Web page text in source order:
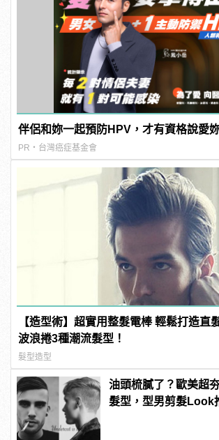
伴侶和妳一起預防HPV，才有資格說愛妳
PR・台灣癌症基金會
【造型術】超實用整髮電棒 輕鬆打造直
波浪捲3種潮流髮型！
髮型造型
油頭梳膩了？歐美超
髮型，型男剪髮Look